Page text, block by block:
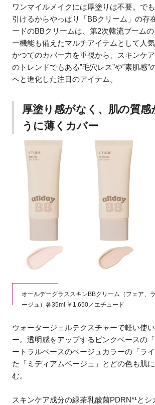
ワンマイルメイクには厚塗りは不要。で
引けるからやっぱり「BBクリーム」の存
ードのBBクリームは、第2次韓流ブーム
ー機能も備えたマルチアイテムとして人気
かつてのカバー力を重視から、スキンケ
のトレンドでもある‟毛穴レス”や‟素肌感”
へと進化した注目のアイテム。
厚塗り感がなく、肌の質感
うに薄くカバー
オールデーグラススキンBBクリーム（フェア、
ージュ）各35ml ￥1,650／エチュード
ウォータージェルテクスチャーで軽い使
ー。透明感をアップするピンクベースの
ートラルベースのベージュカラーの「ラ
た「ミディアムベージュ」とどの色も肌
む。
スキンケア成分の緑茶乳酸菌PDRN*¹とシ